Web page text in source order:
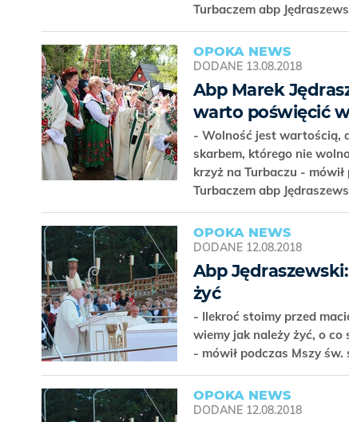
Turbaczem abp
OPOKA NEWS
DODANE 13.08.2018
Abp Marek
warto poświęcić
- Wolność jest wartością,
skarbem, którego nie
krzyż na Turbaczu -
Turbaczem abp
OPOKA NEWS
DODANE 12.08.2018
Abp
żyć
- Ilekroć stoimy przed
wiemy jak należy żyć, o
- mówił podczas Mszy
OPOKA NEWS
DODANE 12.08.2018